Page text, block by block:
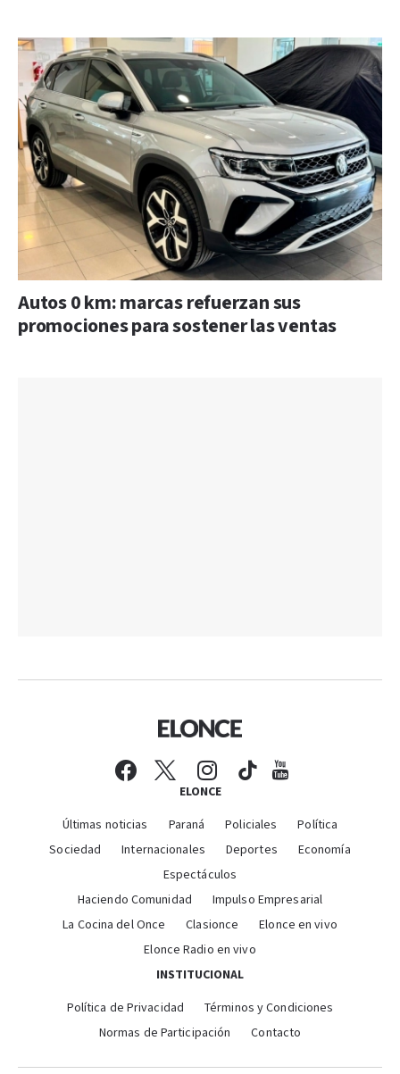
Autos 0 km: marcas refuerzan sus
promociones para sostener las ventas
ELONCE
Últimas noticias Paraná Policiales
Política
Sociedad
Internacionales Deportes
Economía
Espectáculos
Haciendo Comunidad
Impulso Empresarial
La Cocina del Once
Clasionce
Elonce en vivo
Elonce Radio en vivo
INSTITUCIONAL
Política de Privacidad
Términos y Condiciones
Normas de Participación
Contacto